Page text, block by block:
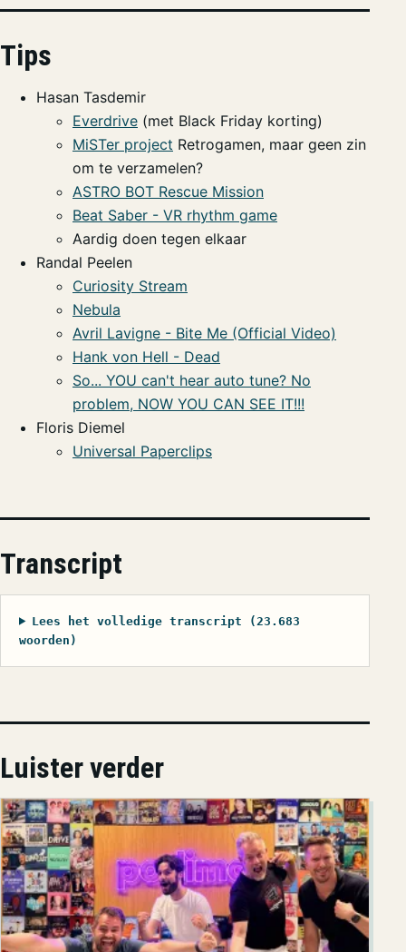
Tips
Hasan Tasdemir
Everdrive (met Black Friday korting)
MiSTer project Retrogamen, maar geen zin
om te verzamelen?
ASTRO BOT Rescue Mission
Beat Saber - VR rhythm game
Aardig doen tegen elkaar
Randal Peelen
Curiosity Stream
Nebula
Avril Lavigne - Bite Me (Official Video)
Hank von Hell - Dead
So... YOU can't hear auto tune? No
problem, NOW YOU CAN SEE IT!!!
Floris Diemel
Universal Paperclips
Transcript
Lees het volledige transcript (23.683
woorden)
Luister verder